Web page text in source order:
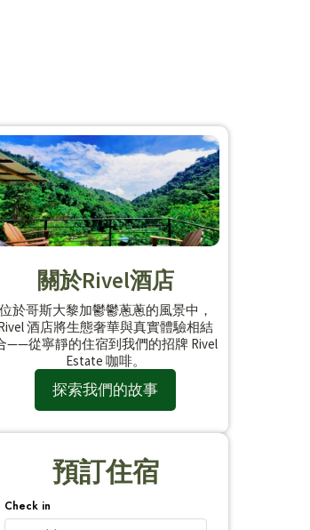
關於Rivel酒店
位於哥斯大黎加鬱鬱蔥蔥的風景中，
酒店將生態奢華與真實體驗相結
——從寧靜的住宿到我們的招牌 Rivel
Estate 咖啡。
探索我們的故事
預訂住宿
Check in